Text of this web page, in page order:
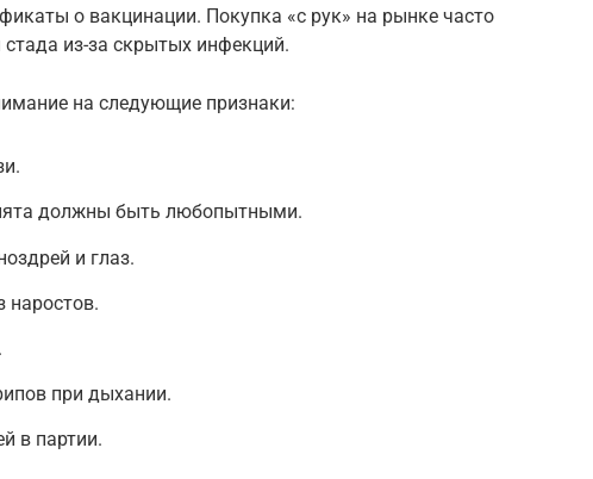
о вакцинации. Покупка «с рук» на рынке часто
из-за скрытых инфекций.
на следующие признаки:
должны быть любопытными.
и глаз.
наростов.
при дыхании.
в партии.